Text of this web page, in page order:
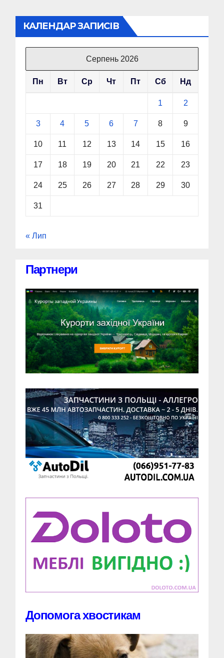
КАЛЕНДАР ЗАПИСІВ
Серпень 2026
Пн Вт Ср Чт Пт Сб Нд
1 2
3 4 5 6 7 8 9
10 11 12 13 14 15 16
17 18 19 20 21 22 23
24 25 26 27 28 29 30
31
« Лип
Партнери
Допомога хвостикам